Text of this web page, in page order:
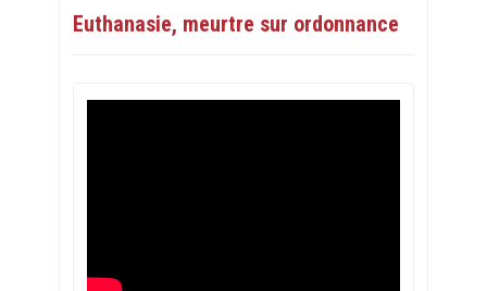
Euthanasie, meurtre sur ordonnance